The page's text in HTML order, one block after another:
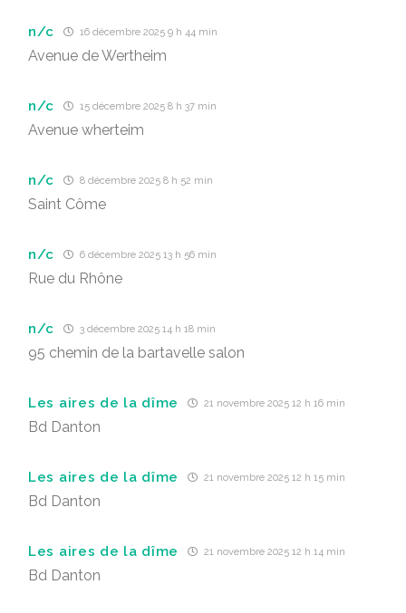
n/c 16 décembre 2025 9 h 44 min
Avenue de Wertheim
n/c 15 décembre 2025 8 h 37 min
Avenue wherteim
n/c 8 décembre 2025 8 h 52 min
Saint Côme
n/c 6 décembre 2025 13 h 56 min
Rue du Rhône
n/c 3 décembre 2025 14 h 18 min
95 chemin de la bartavelle salon
Les aires de la dîme 21 novembre 2025 12 h 16 min
Bd Danton
Les aires de la dîme 21 novembre 2025 12 h 15 min
Bd Danton
Les aires de la dîme 21 novembre 2025 12 h 14 min
Bd Danton